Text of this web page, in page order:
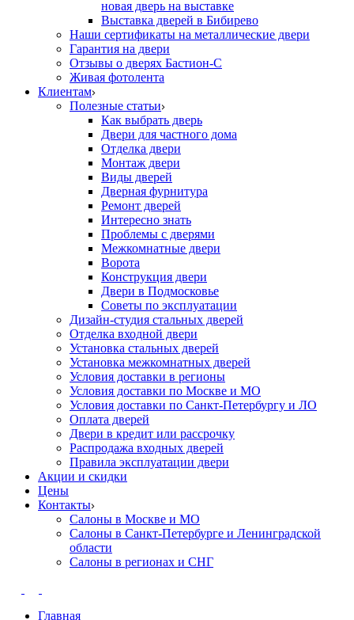
новая дверь на выставке
Выставка дверей в Бибирево
Наши сертификаты на металлические двери
Гарантия на двери
Отзывы о дверях Бастион-С
Живая фотолента
Клиентам
Полезные статьи
Как выбрать дверь
Двери для частного дома
Отделка двери
Монтаж двери
Виды дверей
Дверная фурнитура
Ремонт дверей
Интересно знать
Проблемы с дверями
Межкомнатные двери
Ворота
Конструкция двери
Двери в Подмосковье
Cоветы по эксплуатации
Дизайн-студия стальных дверей
Отделка входной двери
Установка стальных дверей
Установка межкомнатных дверей
Условия доставки в регионы
Условия доставки по Москве и МО
Условия доставки по Санкт-Петербургу и ЛО
Оплата дверей
Двери в кредит или рассрочку
Распродажа входных дверей
Правила эксплуатации двери
Акции и скидки
Цены
Контакты
Салоны в Москве и МО
Салоны в Санкт-Петербурге и Ленинградской
области
Салоны в регионах и СНГ
Главная